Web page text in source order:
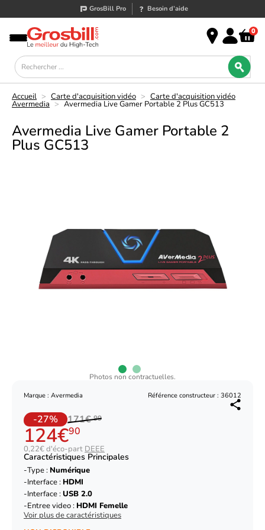
GrosBill Pro Besoin d’aide
0
Accueil > Carte d'acquisition vidéo > Carte d'acquisition vidéo
Avermedia > Avermedia Live Gamer Portable 2 Plus GC513
Avermedia Live Gamer Portable 2
Plus GC513
Photos non contractuelles.
Marque : Avermedia Référence constructeur : 36012
-27% 171€ 99
124€90
0,22€ d'éco-part DEEE
Caractéristiques Principales
Type : Numérique
Interface : HDMI
Interface :USB 2.0
Entree video : HDMI Femelle
Voir plus de caractéristiques